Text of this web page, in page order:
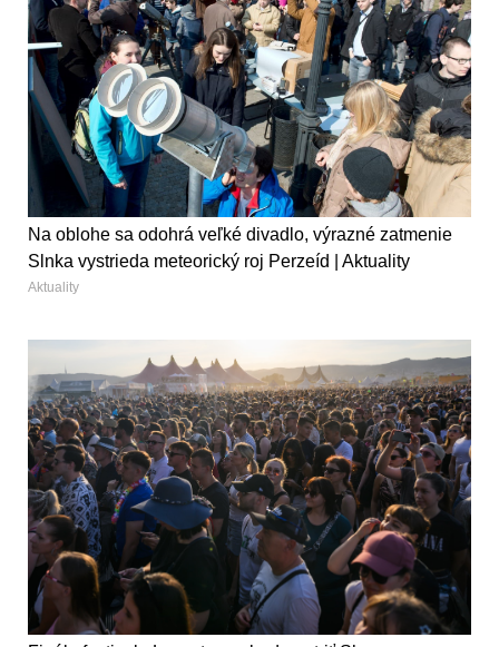
Na oblohe sa odohrá veľké divadlo, výrazné zatmenie
Slnka vystrieda meteorický roj Perzeíd | Aktuality
Aktuality